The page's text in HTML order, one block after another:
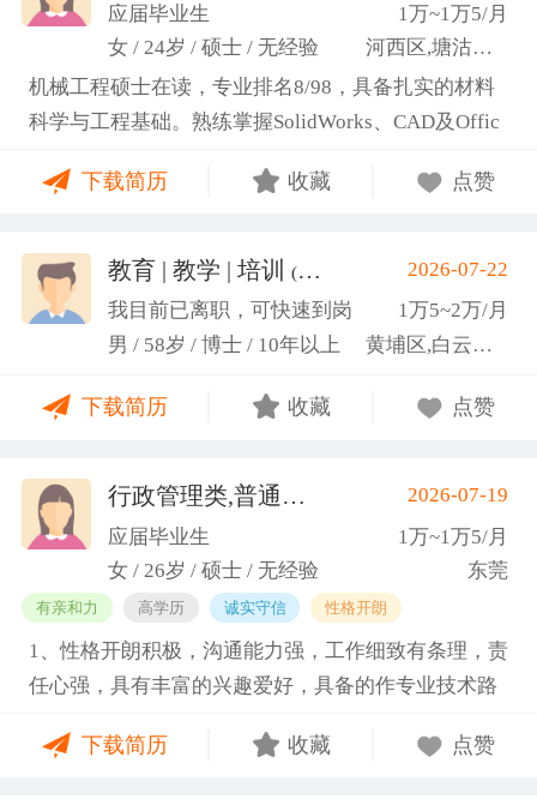
应届毕业生
1万~1万5/月
女 / 24岁 / 硕士 / 无经验
河西区,塘沽区,东丽区
机械工程硕士在读，专业排名8/98，具备扎实的材料
科学与工程基础。熟练掌握SolidWorks、CAD及Offic
2项天津市科研项目，擅长实验设计与数据分析;曾带
优秀的团队协作与沟通协调能力，责任心强，渴望将
科研严谨性融入实践工作中
下载简历 收藏 点赞
教育 | 教学 | 培训 (汤山文)
2026-07-22
我目前已离职，可快速到岗
1万5~2万/月
男 / 58岁 / 博士 / 10年以上
黄埔区,白云区,增城市
下载简历 收藏 点赞
行政管理类,普通教师类 (蓝小艳)2026-07-19
应届毕业生
1万~1万5/月
女 / 26岁 / 硕士 / 无经验
东莞
有亲和力 高学历 诚实守信 性格开朗
1、性格开朗积极，沟通能力强，工作细致有条理，责
任心强，具有丰富的兴趣爱好，具备的作专业技术路
任班级生活委员与课程助管，多次组织班级篮球、羽
下载简历 收藏 点赞